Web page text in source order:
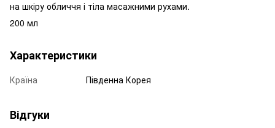
на шкіру обличчя і тіла масажними рухами.
200 мл
Характеристики
Країна Південна Корея
Відгуки